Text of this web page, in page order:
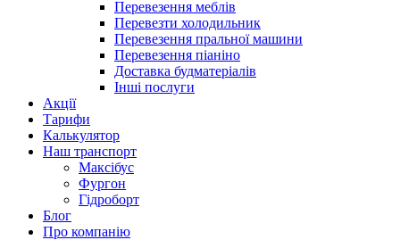
Перевезення меблів
Перевезти холодильник
Перевезення пральної машини
Перевезення піаніно
Доставка будматеріалів
Інші послуги
Акції
Тарифи
Калькулятор
Наш транспорт
Максібус
Фургон
Гідроборт
Блог
Про компанію